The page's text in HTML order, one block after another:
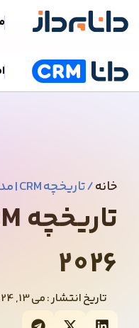
خانه/تاریخچه CRM | مدیریت ارتباط با مشتری از سال 1970 تا 2026
2026
تاریخ انتشار :می 13, 2024